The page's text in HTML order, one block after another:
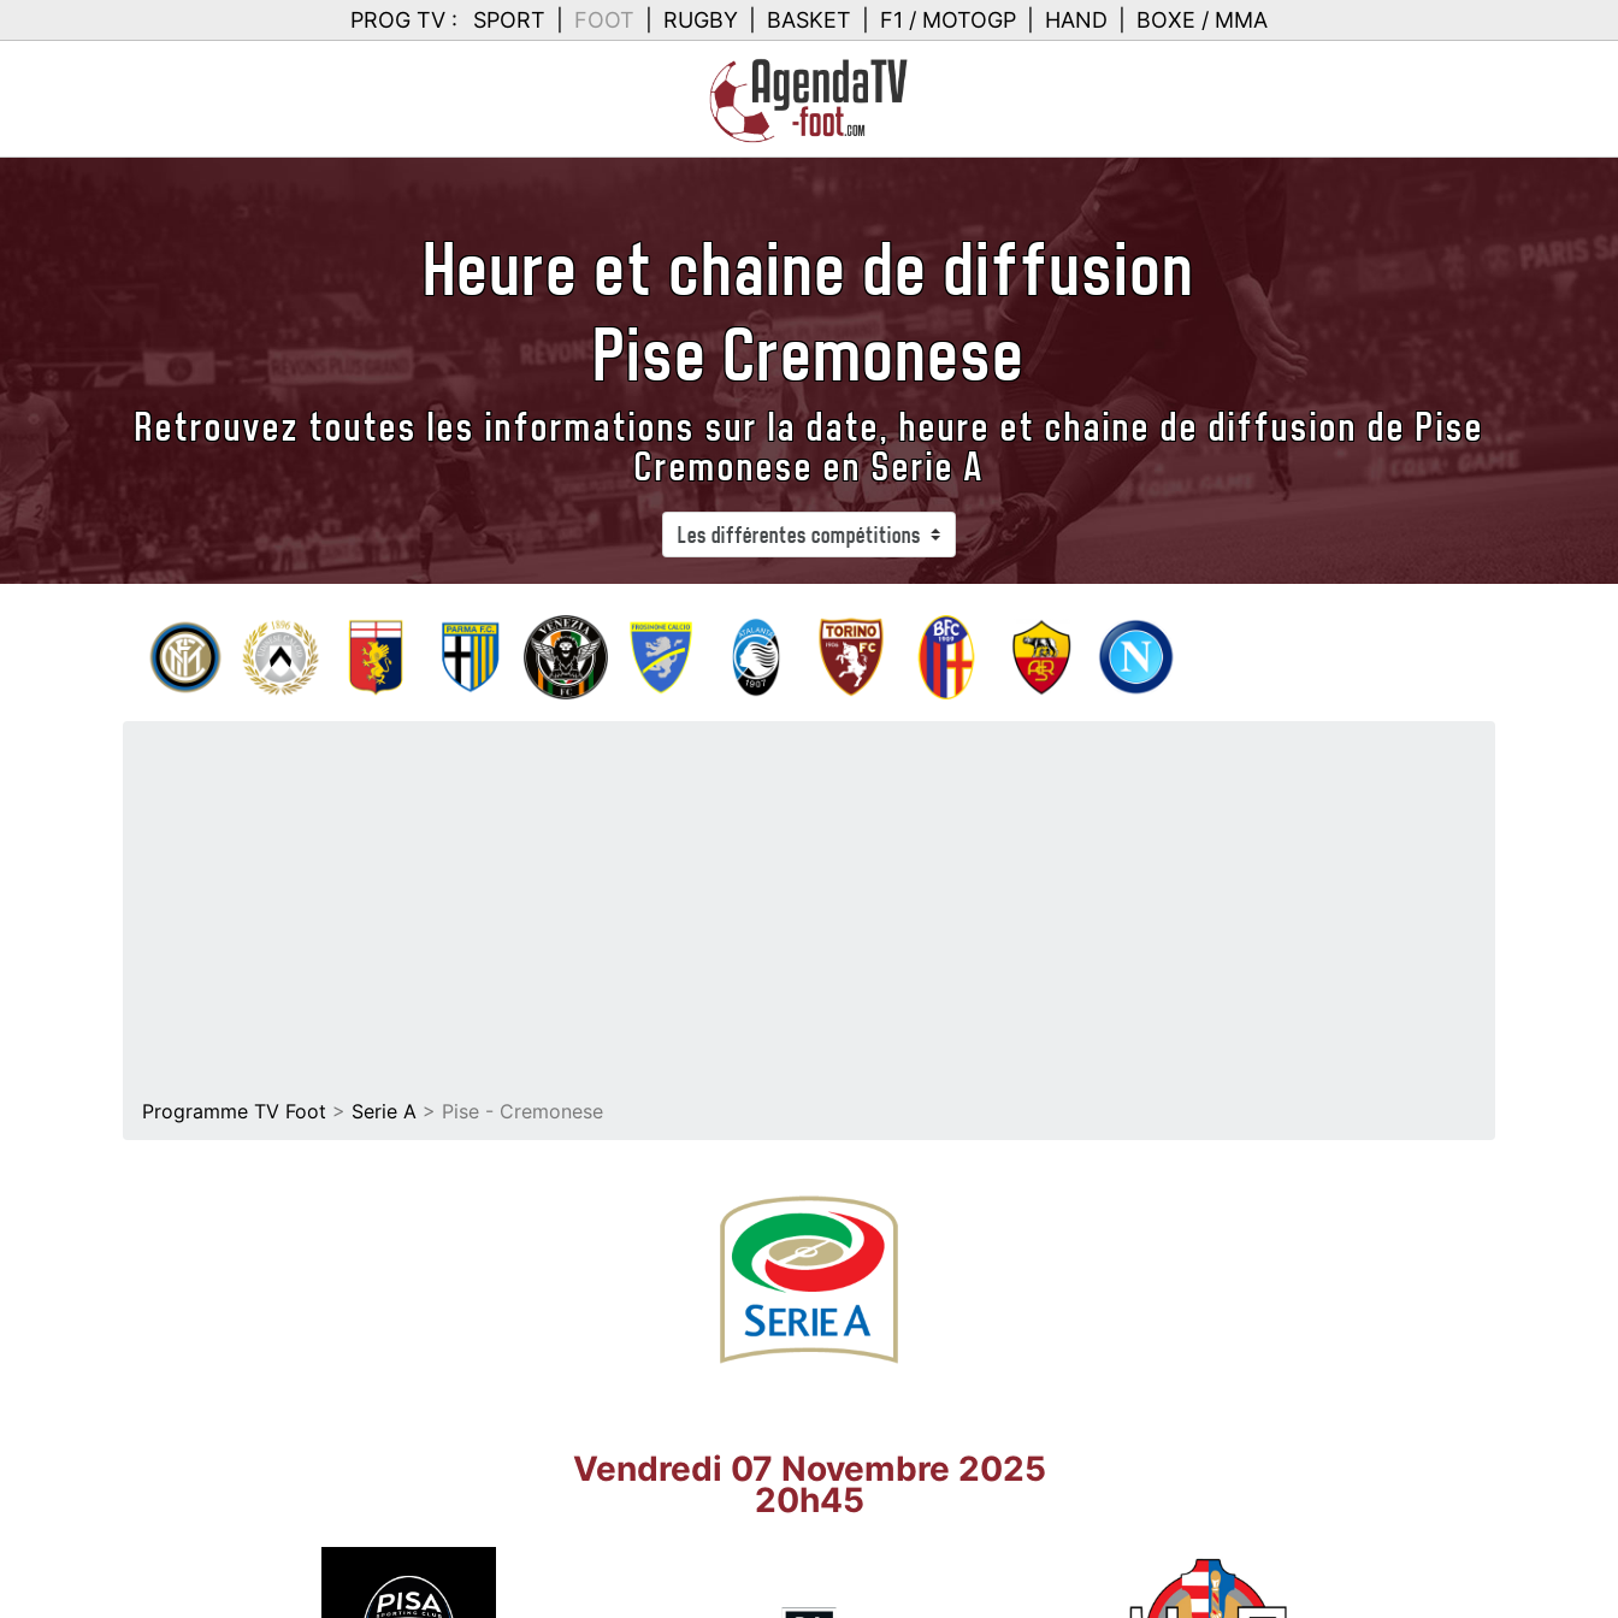
PROG TV : SPORT FOOT RUGBY BASKET F1 / MOTOGP HAND BOXE / MMA
Heure et chaine de diffusion
Pise Cremonese
Retrouvez toutes les informations sur la date, heure et chaine de diffusion de Pise
Cremonese en Serie A
Programme TV Foot > Serie A > Pise - Cremonese
Vendredi 07 Novembre 2025
20h45